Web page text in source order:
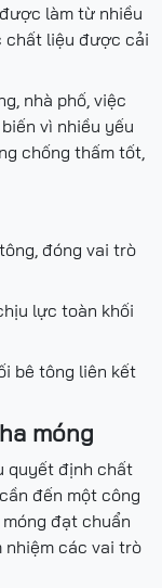
làm từ nhiều
chất liệu được cải
nhà phố, việc
vì nhiều yếu
chống thấm tốt,
đóng vai trò
lực toàn khối
bê tông liên kết
móng
quyết định chất
đến một công
đạt chuẩn
nhiệm các vai trò